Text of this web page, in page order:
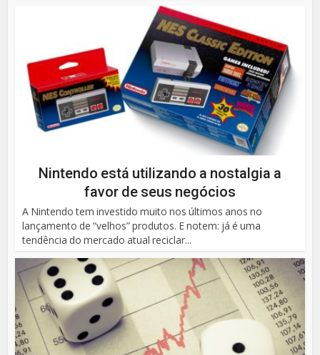
Nintendo está utilizando a nostalgia a
favor de seus negócios
A Nintendo tem investido muito nos últimos anos no
lançamento de “velhos” produtos. E notem: já é uma
tendência do mercado atual reciclar...